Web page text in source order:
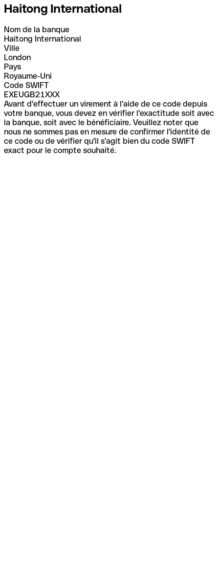
Haitong International
Nom de la banque
Haitong International
Ville
London
Pays
Royaume-Uni
Code SWIFT
EXEUGB21XXX
Avant d'effectuer un virement à l'aide de ce code depuis
votre banque, vous devez en vérifier l'exactitude soit avec
la banque, soit avec le bénéficiaire. Veuillez noter que
nous ne sommes pas en mesure de confirmer l'identité de
ce code ou de vérifier qu'il s'agit bien du code SWIFT
exact pour le compte souhaité.